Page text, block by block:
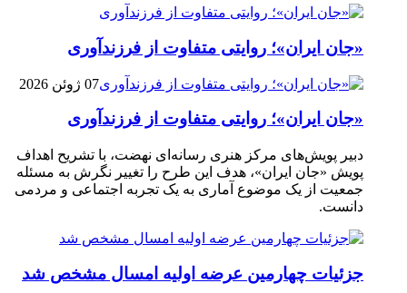
«جان ایران»؛ روایتی متفاوت از فرزندآوری
07 ژوئن 2026
«جان ایران»؛ روایتی متفاوت از فرزندآوری
دبیر پویش‌های مرکز هنری رسانه‌ای نهضت، با تشریح اهداف
پویش «جان ایران»، هدف این طرح را تغییر نگرش به مسئله
جمعیت از یک موضوع آماری به یک تجربه اجتماعی و مردمی
دانست.
جزئیات چهارمین عرضه اولیه امسال مشخص شد